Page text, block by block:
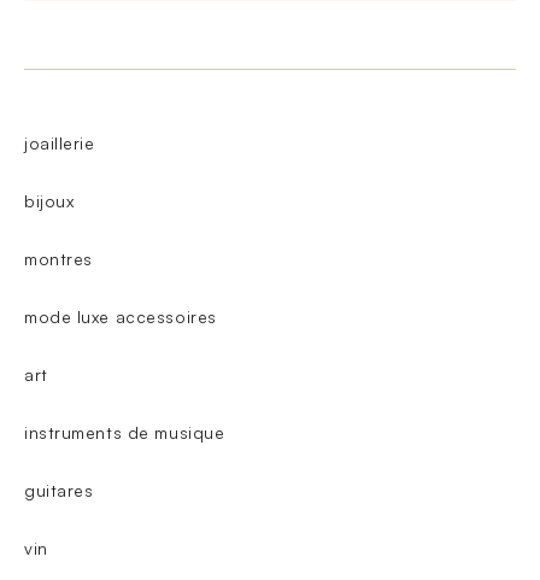
joaillerie
bijoux
montres
mode luxe accessoires
art
instruments de musique
guitares
vin